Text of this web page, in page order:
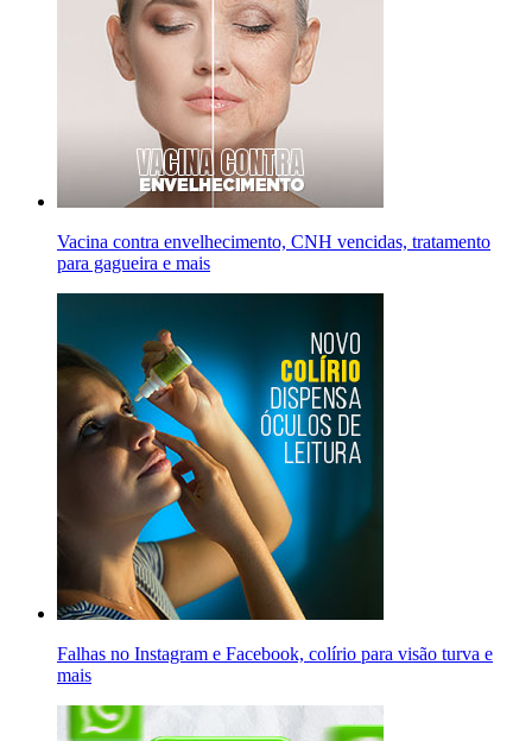
Vacina contra envelhecimento, CNH vencidas, tratamento
para gagueira e mais
Falhas no Instagram e Facebook, colírio para visão turva e
mais